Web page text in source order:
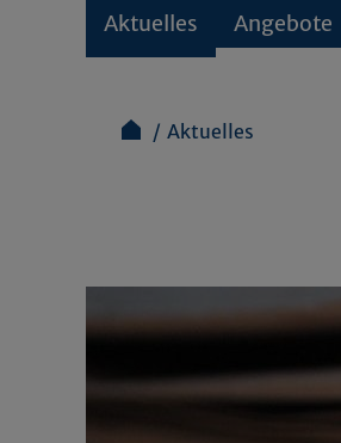
Aktuelles Angebote
Aktuelles